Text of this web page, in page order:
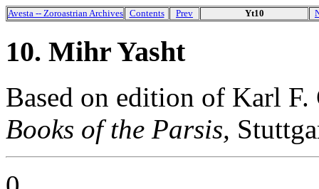
Avesta -- Zoroastrian Archives Contents Prev Yt10
10. Mihr Yasht
Based on edition of Karl
Books of the Parsis,